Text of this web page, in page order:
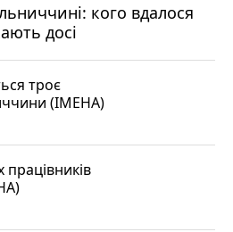
кого вдалося
досі
троє
(ІМЕНА)